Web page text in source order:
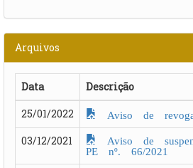
Arquivos
Data Descrição
25/01/2022
Aviso de
03/12/2021
Aviso de
PE nº. 66/2021